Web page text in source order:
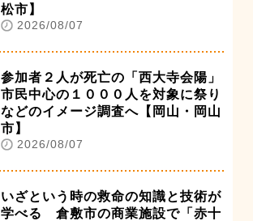
松市】
2026/08/07
参加者２人が死亡の「西大寺会陽」
市民中心の１０００人を対象に祭り
などのイメージ調査へ【岡山・岡山
市】
2026/08/07
いざという時の救命の知識と技術が
学べる 倉敷市の商業施設で「赤十